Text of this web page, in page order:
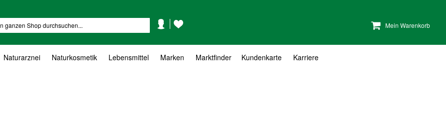
Mein Warenkorb
KontoWunschzettel
Naturarznei Naturkosmetik Lebensmittel Marken Marktfinder Kundenkarte Karriere